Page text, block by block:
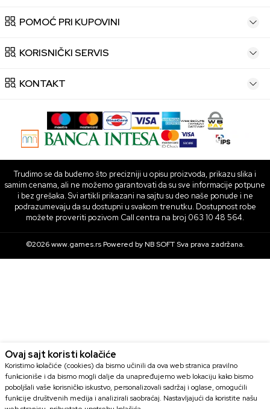
POMOĆ PRI KUPOVINI
KORISNIČKI SERVIS
KONTAKT
Trudimo se da budemo što precizniji u opisu proizvoda, prikazu slika i
samim cenama, ali ne možemo garantovati da su sve informacije potpune
i bez grešaka. Svi artikli prikazani na sajtu su deo naše ponude i ne
podrazumevaju da su dostupni u svakom trenutku. Dostupnost robe
možete proveriti pozivom Call centra na broj 063 10 48 564.
©2026www.games.rs Powered byNB SOFTSva prava zadržana.
Ovaj sajt koristi kolačiće
Koristimo kolačiće (cookies) da bismo učinili da ova web stranica pravilno
funkcioniše i da bismo mogli dalje da unapređujemo web lokaciju kako bismo
poboljšali vaše korisničko iskustvo, personalizovali sadržaj i oglase, omogućili
funkcije društvenih medija i analizirali saobraćaj. Nastavljajući da koristite našu